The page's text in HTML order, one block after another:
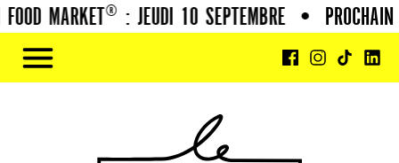
MARKET® : JEUDI 10 SEPTEMBRE • PROCHAIN